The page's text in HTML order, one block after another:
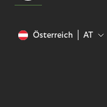
Österreich AT